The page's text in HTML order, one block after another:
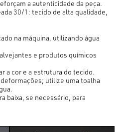
a autenticidade da peça.
30/1: tecido de alta qualidade,
na máquina, utilizando água
e produtos químicos
a cor e a estrutura do tecido.
utilize uma toalha
baixa, se necessário, para